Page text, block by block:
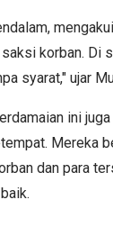
korban. Di
syarat," ujar
ini
Mereka
dan para